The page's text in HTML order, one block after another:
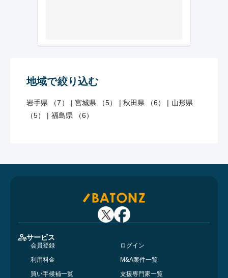
地域で絞り込む
岩手県 （7） | 宮城県 （5） | 秋田県 （6） | 山形県
（5）
| 福島県 （6）
サービス
会員登録
ログイン
利用料金
M&A案件一覧
買い手候補一覧
支援専門家一覧